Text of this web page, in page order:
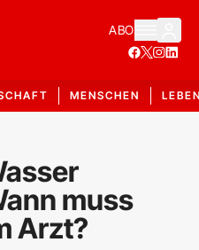
ABO
MENSCHEN
muss
Arzt?